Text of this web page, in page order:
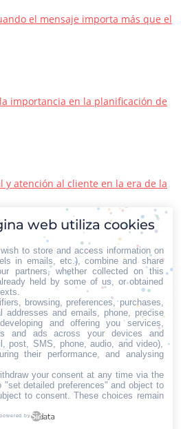
el mensaje importa más que el
importancia en la planificación de
y atención al cliente en la era de la
web utiliza cookies
wish to store and access information on
in emails, etc.), combine and share
partners, whether collected on this
held by some of us, or obtained
browsing, preferences, purchases,
addresses and emails, phone, precise
and offering you services,
and ads across your devices and
post, SMS, phone, audio, and video),
their performance, and analysing
your consent at any time via the
"set detailed preferences" and object to
to consent. These choices remain
powered by